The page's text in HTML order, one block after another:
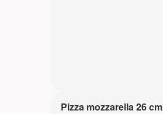
Pizza mozzarella 26 cm